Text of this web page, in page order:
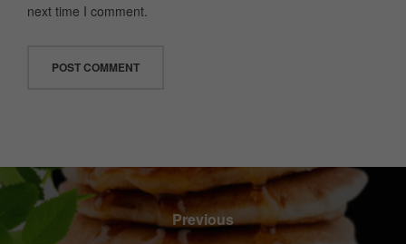
next time I comment.
Previous